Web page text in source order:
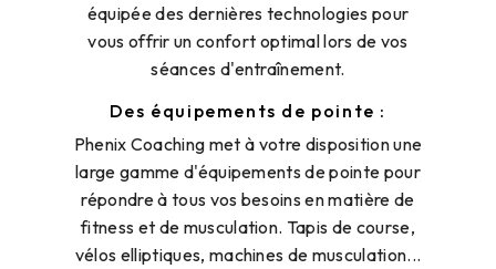
équipée des dernières technologies pour
vous offrir un confort optimal lors de vos
séances d'entraînement.
Des équipements de pointe :
Phenix Coaching met à votre disposition une
large gamme d'équipements de pointe pour
répondre à tous vos besoins en matière de
fitness et de musculation. Tapis de course,
vélos elliptiques, machines de musculation...